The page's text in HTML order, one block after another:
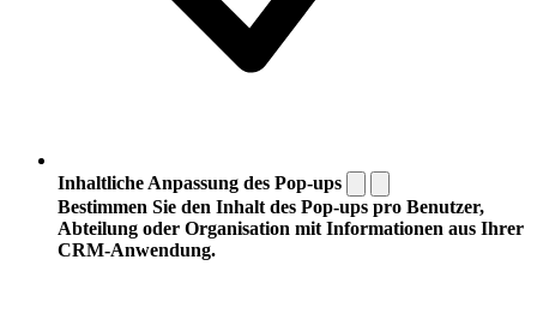
Inhaltliche Anpassung des Pop-ups
Bestimmen Sie den Inhalt des Pop-ups pro Benutzer,
Abteilung oder Organisation mit Informationen aus Ihrer
CRM-Anwendung.